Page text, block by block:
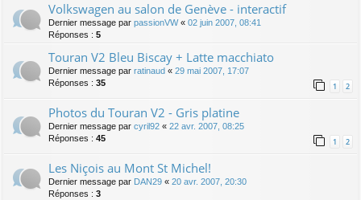
Volkswagen au salon de Genève - interactif
Dernier message par passionVW« 02 juin 2007, 08:41
Réponses : 5
Touran V2 Bleu Biscay + Latte macchiato
Dernier message par ratinaud « 29 mai 2007, 17:07
Réponses : 35 1 2
Photos du Touran V2 - Gris platine
Dernier message par cyril92 « 22 avr. 2007, 08:25
Réponses : 45 1 2
Les Niçois au Mont St Michel!
Dernier message par DAN29 « 20 avr. 2007, 20:30
Réponses : 3